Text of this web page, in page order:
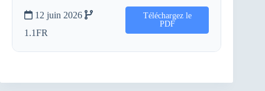
12 juin 2026
1.1FR
Téléchargez le
PDF